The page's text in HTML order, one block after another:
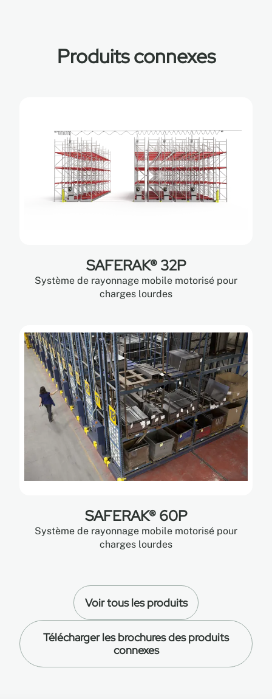
Produits connexes
SAFERAK® 32P
Système de rayonnage mobile motorisé pour
charges lourdes
SAFERAK® 60P
Système de rayonnage mobile motorisé pour
charges lourdes
Voir tous les produits
Télécharger les brochures des produits
connexes